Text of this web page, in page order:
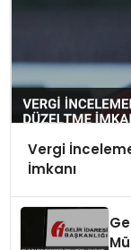
Vergi
İmkanı